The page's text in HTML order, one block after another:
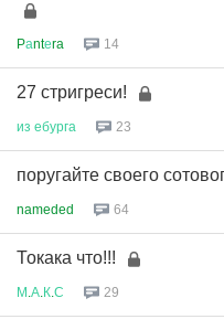
Pаntеra 14
27 стригреси!
из ебурга 23
поругайте своего
nameded 64
Токака что!!!
М А К С 29